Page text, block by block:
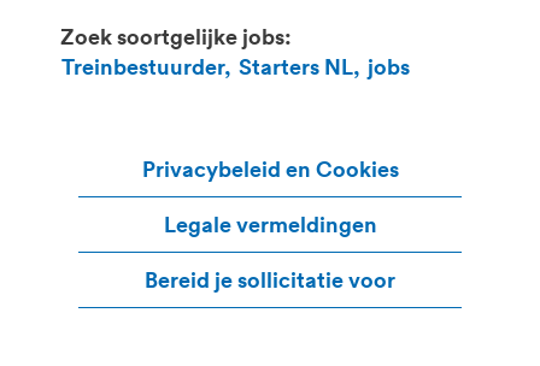
Zoek soortgelijke jobs:
Treinbestuurder, Starters NL, jobs
Privacybeleid en Cookies
Legale vermeldingen
Bereid je sollicitatie voor